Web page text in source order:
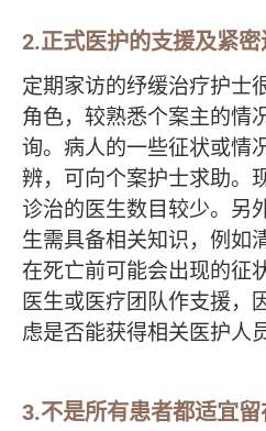
2.正式医护的支援及紧
定期家访的纾缓治疗护士
角色，较熟悉个案主的情
询。病人的一些征状或情
辨，可向个案护士求助。
诊治的医生数目较少。另
生需具备相关知识，例如
在死亡前可能会出现的征
医生或医疗团队作支援，
虑是否能获得相关医护人
3.不是所有患者都适宜